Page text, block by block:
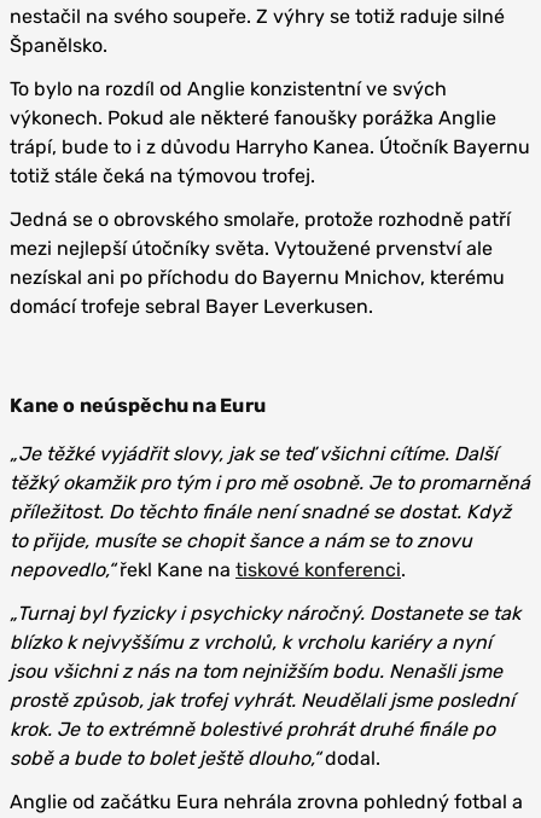
nestačil na svého soupeře. Z výhry se totiž raduje silné
Španělsko.
To bylo na rozdíl od Anglie konzistentní ve svých
výkonech. Pokud ale některé fanoušky porážka Anglie
trápí, bude to i z důvodu Harryho Kanea. Útočník Bayernu
totiž stále čeká na týmovou trofej.
Jedná se o obrovského smolaře, protože rozhodně patří
mezi nejlepší útočníky světa. Vytoužené prvenství ale
nezískal ani po příchodu do Bayernu Mnichov, kterému
domácí trofeje sebral Bayer Leverkusen.
Kane o neúspěchu na Euru
„Je těžké vyjádřit slovy, jak se teď všichni cítíme. Další
těžký okamžik pro tým i pro mě osobně. Je to promarněná
příležitost. Do těchto finále není snadné se dostat. Když
to přijde, musíte se chopit šance a nám se to znovu
nepovedlo,“řekl Kane na tiskové konferenci.
„Turnaj byl fyzicky i psychicky náročný. Dostanete se tak
blízko k nejvyššímu z vrcholů, k vrcholu kariéry a nyní
jsou všichni z nás na tom nejnižším bodu. Nenašli jsme
prostě způsob, jak trofej vyhrát. Neudělali jsme poslední
krok. Je to extrémně bolestivé prohrát druhé finále po
sobě a bude to bolet ještě dlouho,“dodal.
Anglie od začátku Eura nehrála zrovna pohledný fotbal a